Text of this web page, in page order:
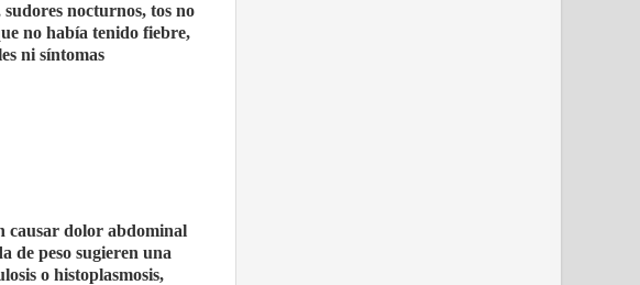
nocturnos, tos no
no había tenido fiebre,
ni síntomas
causar dolor abdominal
de peso sugieren una
o histoplasmosis,